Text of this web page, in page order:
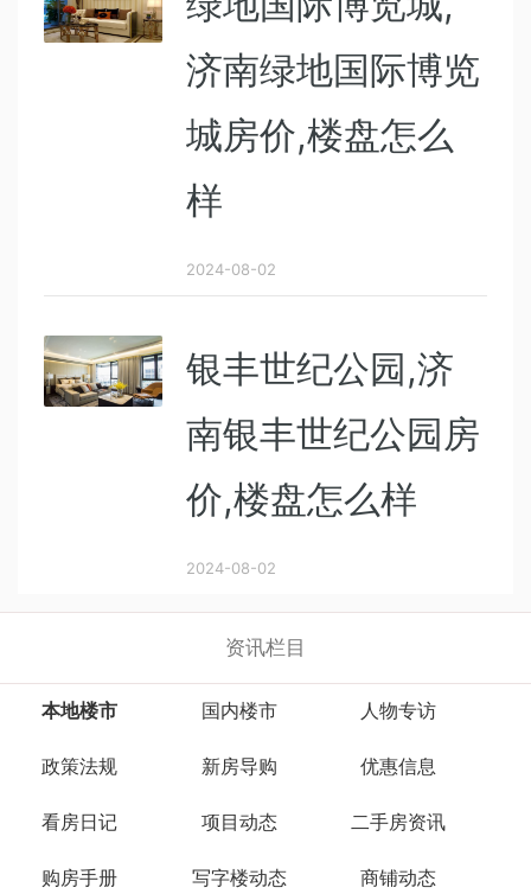
济南绿地国际博览
城房价,楼盘怎么
样
2024-08-02
银丰世纪公园,济
南银丰世纪公园房
价,楼盘怎么样
2024-08-02
资讯栏目
本地楼市 国内楼市 人物专访
政策法规 新房导购 优惠信息
看房日记 项目动态 二手房资讯
购房手册 写字楼动态 商铺动态